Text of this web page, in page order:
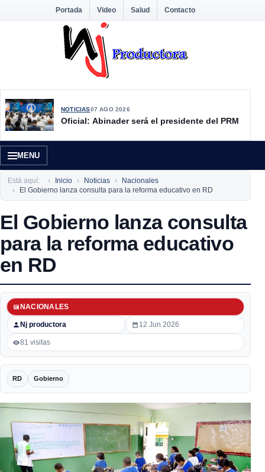
Portada Video Salud Contacto
NOTICIAS07 AGO 2026
Oficial: Abinader será el presidente del PRM
MENU
Está aquí: Inicio Noticias
Nacionales
El Gobierno lanza consulta para la reforma educativo en RD
El Gobierno lanza consulta
para la reforma educativo
en RD
Nj productora
NACIONALES
12 Jun 2026
81 visitas
RD Gobierno